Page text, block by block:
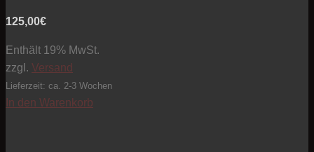
125,00€
Enthält 19% MwSt.
zzgl. Versand
Lieferzeit: ca. 2-3 Wochen
In den Warenkorb